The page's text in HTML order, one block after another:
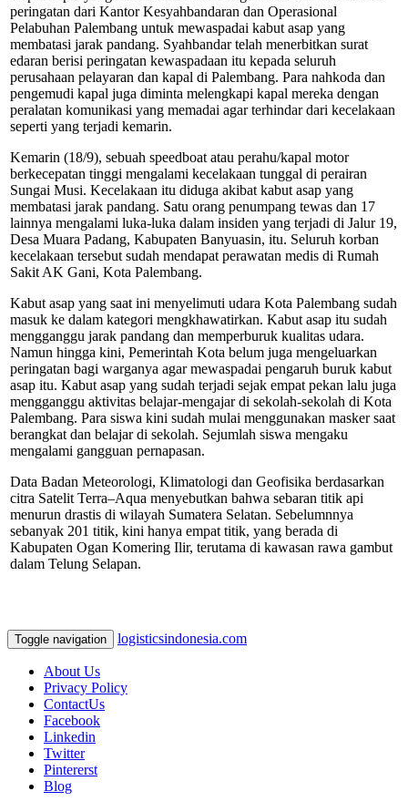
peringatan dari Kantor Kesyahbandaran dan Operasional
Pelabuhan Palembang untuk mewaspadai kabut asap yang
membatasi jarak pandang. Syahbandar telah menerbitkan surat
edaran berisi peringatan kewaspadaan itu kepada seluruh
perusahaan pelayaran dan kapal di Palembang. Para nahkoda dan
pengemudi kapal juga diminta melengkapi kapal mereka dengan
peralatan komunikasi yang memadai agar terhindar dari kecelakaan
seperti yang terjadi kemarin.
Kemarin (18/9), sebuah speedboat atau perahu/kapal motor
berkecepatan tinggi mengalami kecelakaan tunggal di perairan
Sungai Musi. Kecelakaan itu diduga akibat kabut asap yang
membatasi jarak pandang. Satu orang penumpang tewas dan 17
lainnya mengalami luka-luka dalam insiden yang terjadi di Jalur 19,
Desa Muara Padang, Kabupaten Banyuasin, itu. Seluruh korban
kecelakaan tersebut sudah mendapat perawatan medis di Rumah
Sakit AK Gani, Kota Palembang.
Kabut asap yang saat ini menyelimuti udara Kota Palembang sudah
masuk ke dalam kategori mengkhawatirkan. Kabut asap itu sudah
mengganggu jarak pandang dan memperburuk kualitas udara.
Namun hingga kini, Pemerintah Kota belum juga mengeluarkan
peringatan bagi warganya agar mewaspadai pengaruh buruk kabut
asap itu. Kabut asap yang sudah terjadi sejak empat pekan lalu juga
mengganggu aktivitas belajar-mengajar di sekolah-sekolah di Kota
Palembang. Para siswa kini sudah mulai menggunakan masker saat
berangkat dan belajar di sekolah. Sejumlah siswa mengaku
mengalami gangguan pernapasan.
Data Badan Meteorologi, Klimatologi dan Geofisika berdasarkan
citra Satelit Terra–Aqua menyebutkan bahwa sebaran titik api
menurun drastis di wilayah Sumatera Selatan. Sebelumnnya
sebanyak 201 titik, kini hanya empat titik, yang berada di
Kabupaten Ogan Komering Ilir, terutama di kawasan rawa gambut
dalam Telung Selapan.
Toggle navigation logisticsindonesia.com
About Us
Privacy Policy
ContactUs
Facebook
Linkedin
Twitter
Pintererst
Blog